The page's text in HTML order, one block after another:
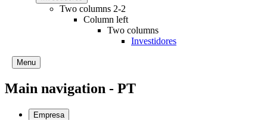
Two columns 2-2
Column left
Two columns
Investidores
Menu
Main navigation - PT
Empresa